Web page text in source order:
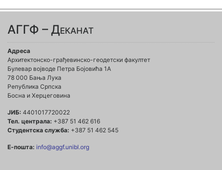
АГГФ – Деканат
Адреса
Архитектонско-грађевинско-геодетски факултет
Булевар војводе Петра Бојовића 1A
78 000 Бања Лука
Република Српска
Босна и Херцеговина
ЈИБ: 4401017720022
Тел. централа: +387 51 462 616
Студентска служба: +387 51 462 545
Е-пошта: info@aggf.unibl.org